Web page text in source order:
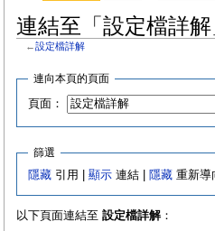
連結至「設定檔詳
←設定檔詳解
連向本頁的頁面
頁面：
篩選
隱藏 引用 |顯示 連結 | 隱藏 重新導
以下頁面連結至 設定檔詳解：